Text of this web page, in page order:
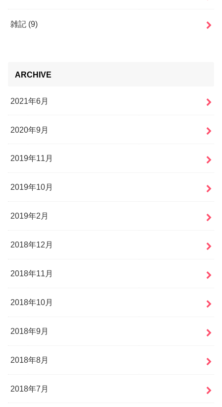
雑記 (9)
ARCHIVE
2021年6月
2020年9月
2019年11月
2019年10月
2019年2月
2018年12月
2018年11月
2018年10月
2018年9月
2018年8月
2018年7月